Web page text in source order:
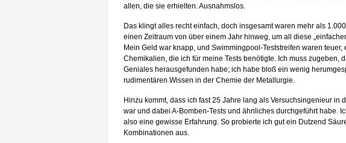
allen, die sie erhielten. Ausnahmslos.
Das klingt alles recht einfach, doch insgesamt waren mehr als
einen Zeitraum von über einem Jahr hinweg, um all diese
Mein Geld war knapp, und Swimmingpool-Teststreifen waren
Chemikalien, die ich für meine Tests benötigte. Ich muss zugeben,
Geniales herausgefunden habe; ich habe bloß ein wenig
rudimentären Wissen in der Chemie der Metallurgie.
Hinzu kommt, dass ich fast 25 Jahre lang als Versuchsingenieur in
war und dabei A-Bomben-Tests und ähnliches durchgeführt habe.
also eine gewisse Erfahrung. So probierte ich gut ein Dutzend
Kombinationen aus.